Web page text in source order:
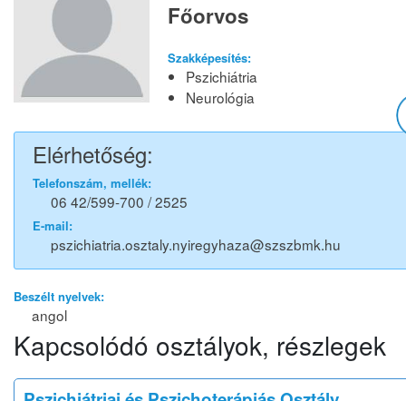
Főorvos
Szakképesítés:
Pszichiátria
Neurológia
Elérhetőség:
Telefonszám, mellék:
06 42/599-700 / 2525
E-mail:
pszichiatria.osztaly.nyiregyhaza@szszbmk.hu
Beszélt nyelvek:
angol
Kapcsolódó osztályok, részlegek